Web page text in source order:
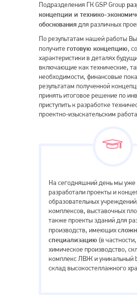
18 560 кв.мСкладское,
Производственно-складская
дер. Порошкино,
района Ленобласти
Подразделения ГК GSP Group
концепции и технико-
обоснования для различных
По результатам нашей работы Вы
получитеготовую концепцию,
характеристики в деталях
включающие как технические,
необходимости, финансовые
результатам полученной
принять итоговое решение по
приступить к разработке
проектно-изыскательским
reference
На сегодняшний день мы уже
разработали проекты и
образовательных
комплексов, выставочных
также проекты зданий для
производств, имеющих
специализацию (в частности,
химическое производство,
комплекс ЛВЖ и уникальный
склад высокостеллажного